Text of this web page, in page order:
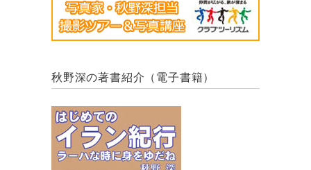
秋野深の著書紹介（電子書籍）